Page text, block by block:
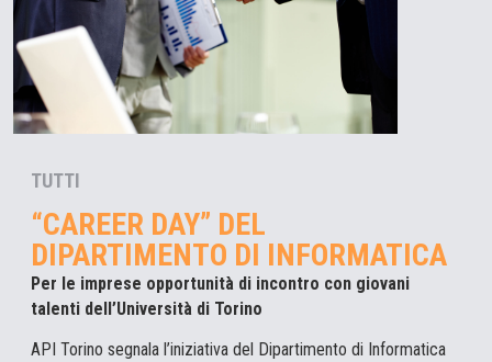
TUTTI
“CAREER DAY” DEL
DIPARTIMENTO DI INFORMATICA
Per le imprese opportunità di incontro con giovani
talenti dell’Università di Torino
API Torino segnala l’iniziativa del Dipartimento di Informatica